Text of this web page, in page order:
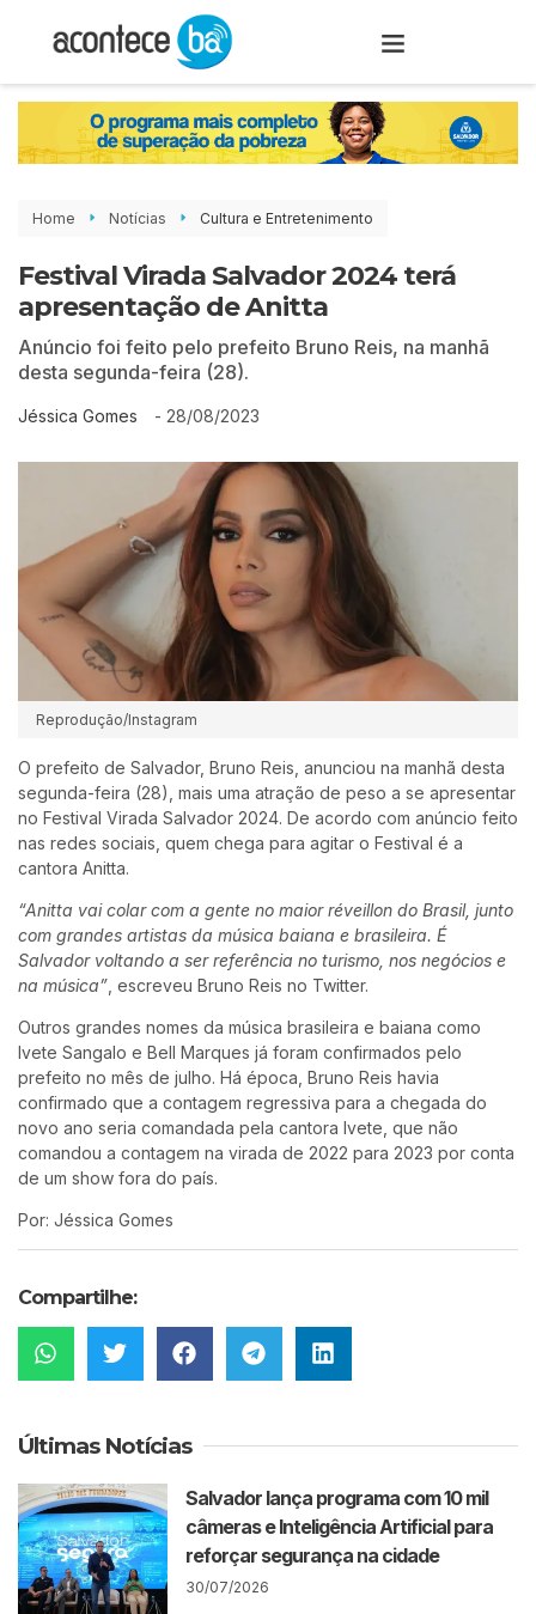
Home Notícias Cultura e Entretenimento
Festival Virada Salvador 2024 terá
apresentação de Anitta
Anúncio foi feito pelo prefeito Bruno Reis, na manhã
desta segunda-feira (28).
Jéssica Gomes - 28/08/2023
Reprodução/Instagram
O prefeito de Salvador, Bruno Reis, anunciou na manhã desta
segunda-feira (28), mais uma atração de peso a se apresentar
no Festival Virada Salvador 2024. De acordo com anúncio feito
nas redes sociais, quem chega para agitar o Festival é a
cantora Anitta.
“Anitta vai colar com a gente no maior réveillon do Brasil, junto
com grandes artistas da música baiana e brasileira. É
Salvador voltando a ser referência no turismo, nos negócios e
na música” , escreveu Bruno Reis no Twitter.
Outros grandes nomes da música brasileira e baiana como
Ivete Sangalo e Bell Marques já foram confirmados pelo
prefeito no mês de julho. Há época, Bruno Reis havia
confirmado que a contagem regressiva para a chegada do
novo ano seria comandada pela cantora Ivete, que não
comandou a contagem na virada de 2022 para 2023 por conta
de um show fora do país.
Por: Jéssica Gomes
Compartilhe:
Últimas Notícias
Salvador lança programa com 10 mil
câmeras e Inteligência Artificial para
reforçar segurança na cidade
30/07/2026